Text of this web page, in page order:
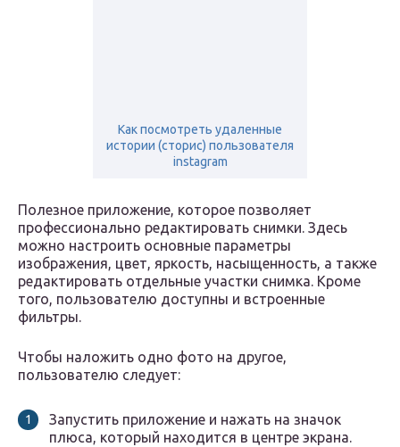
Как посмотреть удаленные
истории (сторис) пользователя
instagram
Полезное приложение, которое позволяет
профессионально редактировать снимки. Здесь
можно настроить основные параметры
изображения, цвет, яркость, насыщенность, а также
редактировать отдельные участки снимка. Кроме
того, пользователю доступны и встроенные
фильтры.
Чтобы наложить одно фото на другое,
пользователю следует:
Запустить приложение и нажать на значок
плюса, который находится в центре экрана.